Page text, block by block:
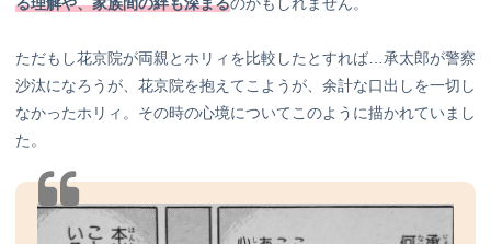
ただもし花京院が両親とホリィを比較したとすれば…承太郎が警察
沙汰になろうが、花京院を抱えてこようが、余計な口出しを一切し
なかったホリィ。その時の心境についてこのように描かれていまし
た。